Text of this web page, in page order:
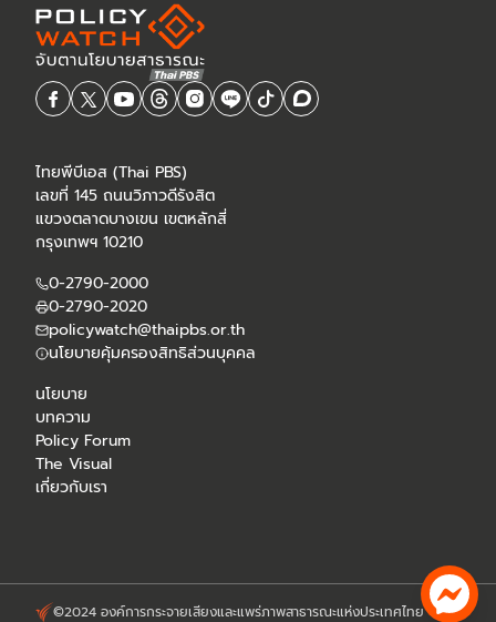
ไทยพีบีเอส (Thai PBS)
เลขที่ 145 ถนนวิภาวดีรังสิต
แขวงตลาดบางเขน เขตหลักสี่
กรุงเทพฯ 10210
0-2790-2000
0-2790-2020
policywatch@thaipbs.or.th
นโยบายคุ้มครองสิทธิส่วนบุคคล
นโยบาย
บทความ
Policy Forum
The Visual
เกี่ยวกับเรา
©2024 องค์การกระจายเสียงและแพร่ภาพสาธารณะแห่งประเทศไทย